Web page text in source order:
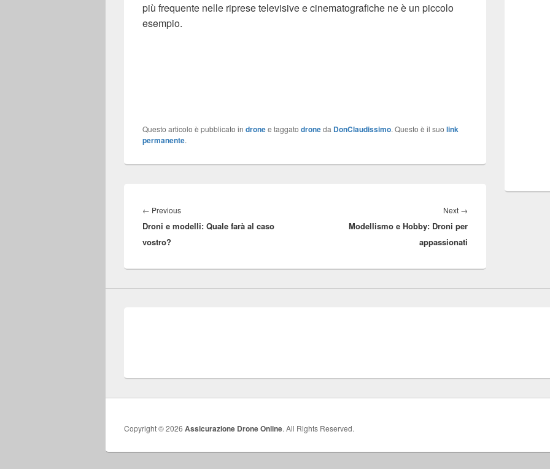
più frequente nelle riprese televisive e cinematografiche ne è un piccolo
esempio.
Questo articolo è pubblicato in dronee taggato droneda DonClaudissimo. Questo è il suo link
permanente.
articoli
← Previous
post:
Droni e modelli: Quale farà al caso
vostro?
Next →
Modellismo e Hobby: Droni per
appassionati
Copyright © 2026 Assicurazione Drone Online. All Rights Reserved.